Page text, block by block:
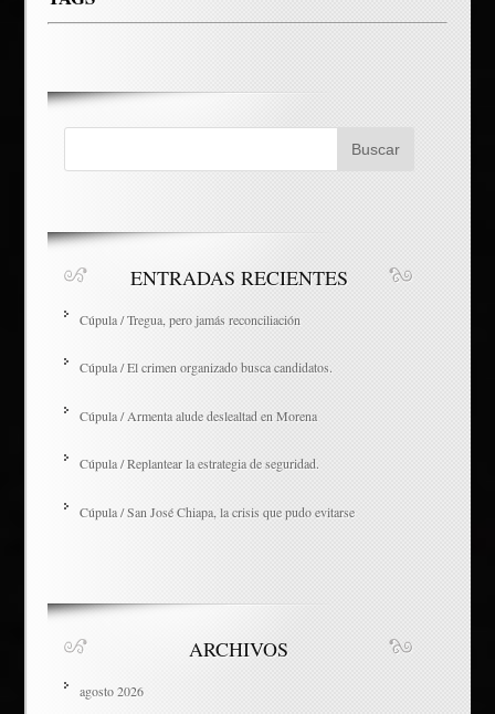
ENTRADAS RECIENTES
Cúpula / Tregua, pero jamás reconciliación
Cúpula / El crimen organizado busca candidatos.
Cúpula / Armenta alude deslealtad en Morena
Cúpula / Replantear la estrategia de seguridad.
Cúpula / San José Chiapa, la crisis que pudo evitarse
ARCHIVOS
agosto 2026